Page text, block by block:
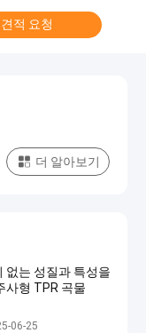
견적 요청
더 알아보기
없는 성질과 특성을
사형 TPR 곡물
06-25